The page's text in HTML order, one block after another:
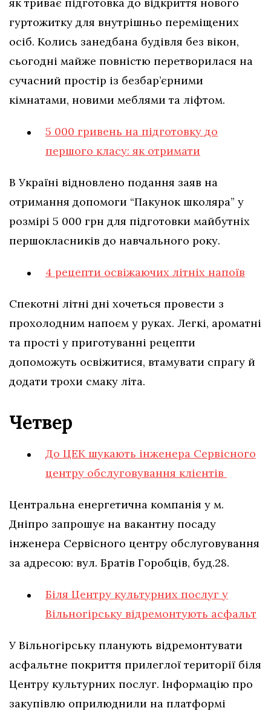
гуртожитку для внутрішньо переміщених
осіб. Колись занедбана будівля без вікон,
сьогодні майже повністю перетворилася на
сучасний простір із безбар’єрними
кімнатами, новими меблями та ліфтом.
5 000 гривень на підготовку до
першого класу: як отримати
В Україні відновлено подання заяв на
отримання допомоги “Пакунок школяра” у
розмірі 5 000 грн для підготовки майбутніх
першокласників до навчального року.
4 рецепти освіжаючих літніх напоїв
Спекотні літні дні хочеться провести з
прохолодним напоєм у руках. Легкі, ароматні
та прості у приготуванні рецепти
допоможуть освіжитися, втамувати спрагу й
додати трохи смаку літа.
Четвер
До ЦЕК шукають інженера Сервісного
центру обслуговування клієнтів
Центральна енергетична компанія у м.
Дніпро запрошує на вакантну посаду
інженера Сервісного центру обслуговування
за адресою: вул. Братів Горобців, буд.28.
Біля Центру культурних послуг у
Вільногірську відремонтують асфальт
У Вільногірську планують відремонтувати
асфальтне покриття прилеглої території біля
Центру культурних послуг. Інформацію про
закупівлю оприлюднили на платформі